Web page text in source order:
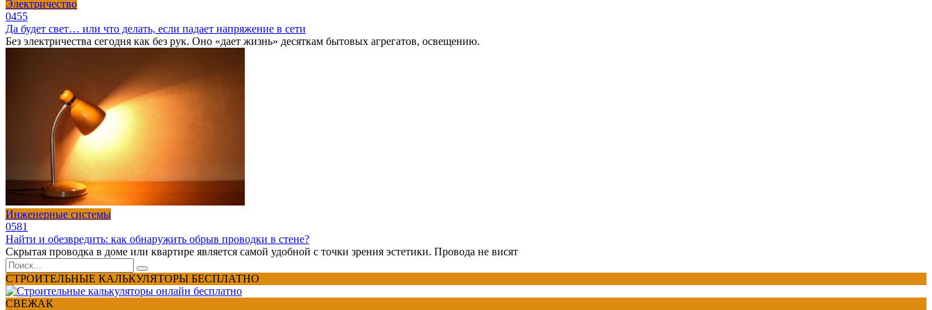
Электричество
0455
Да будет свет… или что делать, если падает напряжение в сети
Без электричества сегодня как без рук. Оно «дает жизнь» десяткам бытовых агрегатов, освещению.
Инженерные системы
0581
Найти и обезвредить: как обнаружить обрыв проводки в стене?
Скрытая проводка в доме или квартире является самой удобной с точки зрения эстетики. Провода не висят
Search
for:
СТРОИТЕЛЬНЫЕ КАЛЬКУЛЯТОРЫ БЕСПЛАТНО
СВЕЖАК